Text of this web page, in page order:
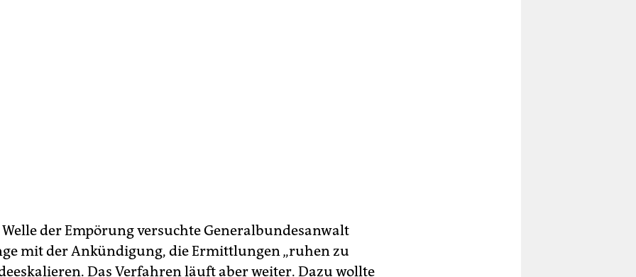
der Empörung versuchte Generalbundesanwalt
mit der Ankündigung, die Ermittlungen „ruhen zu
Das Verfahren läuft aber weiter. Dazu wollte